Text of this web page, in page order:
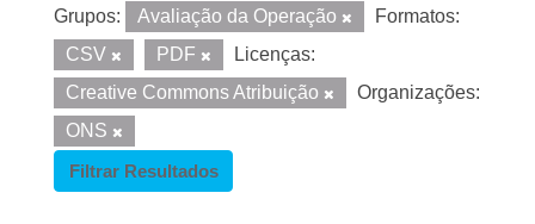
Grupos: Avaliação da Operação
Formatos:
CSV
PDF
Licenças:
Creative Commons Atribuição
Organizações:
ONS
Filtrar Resultados